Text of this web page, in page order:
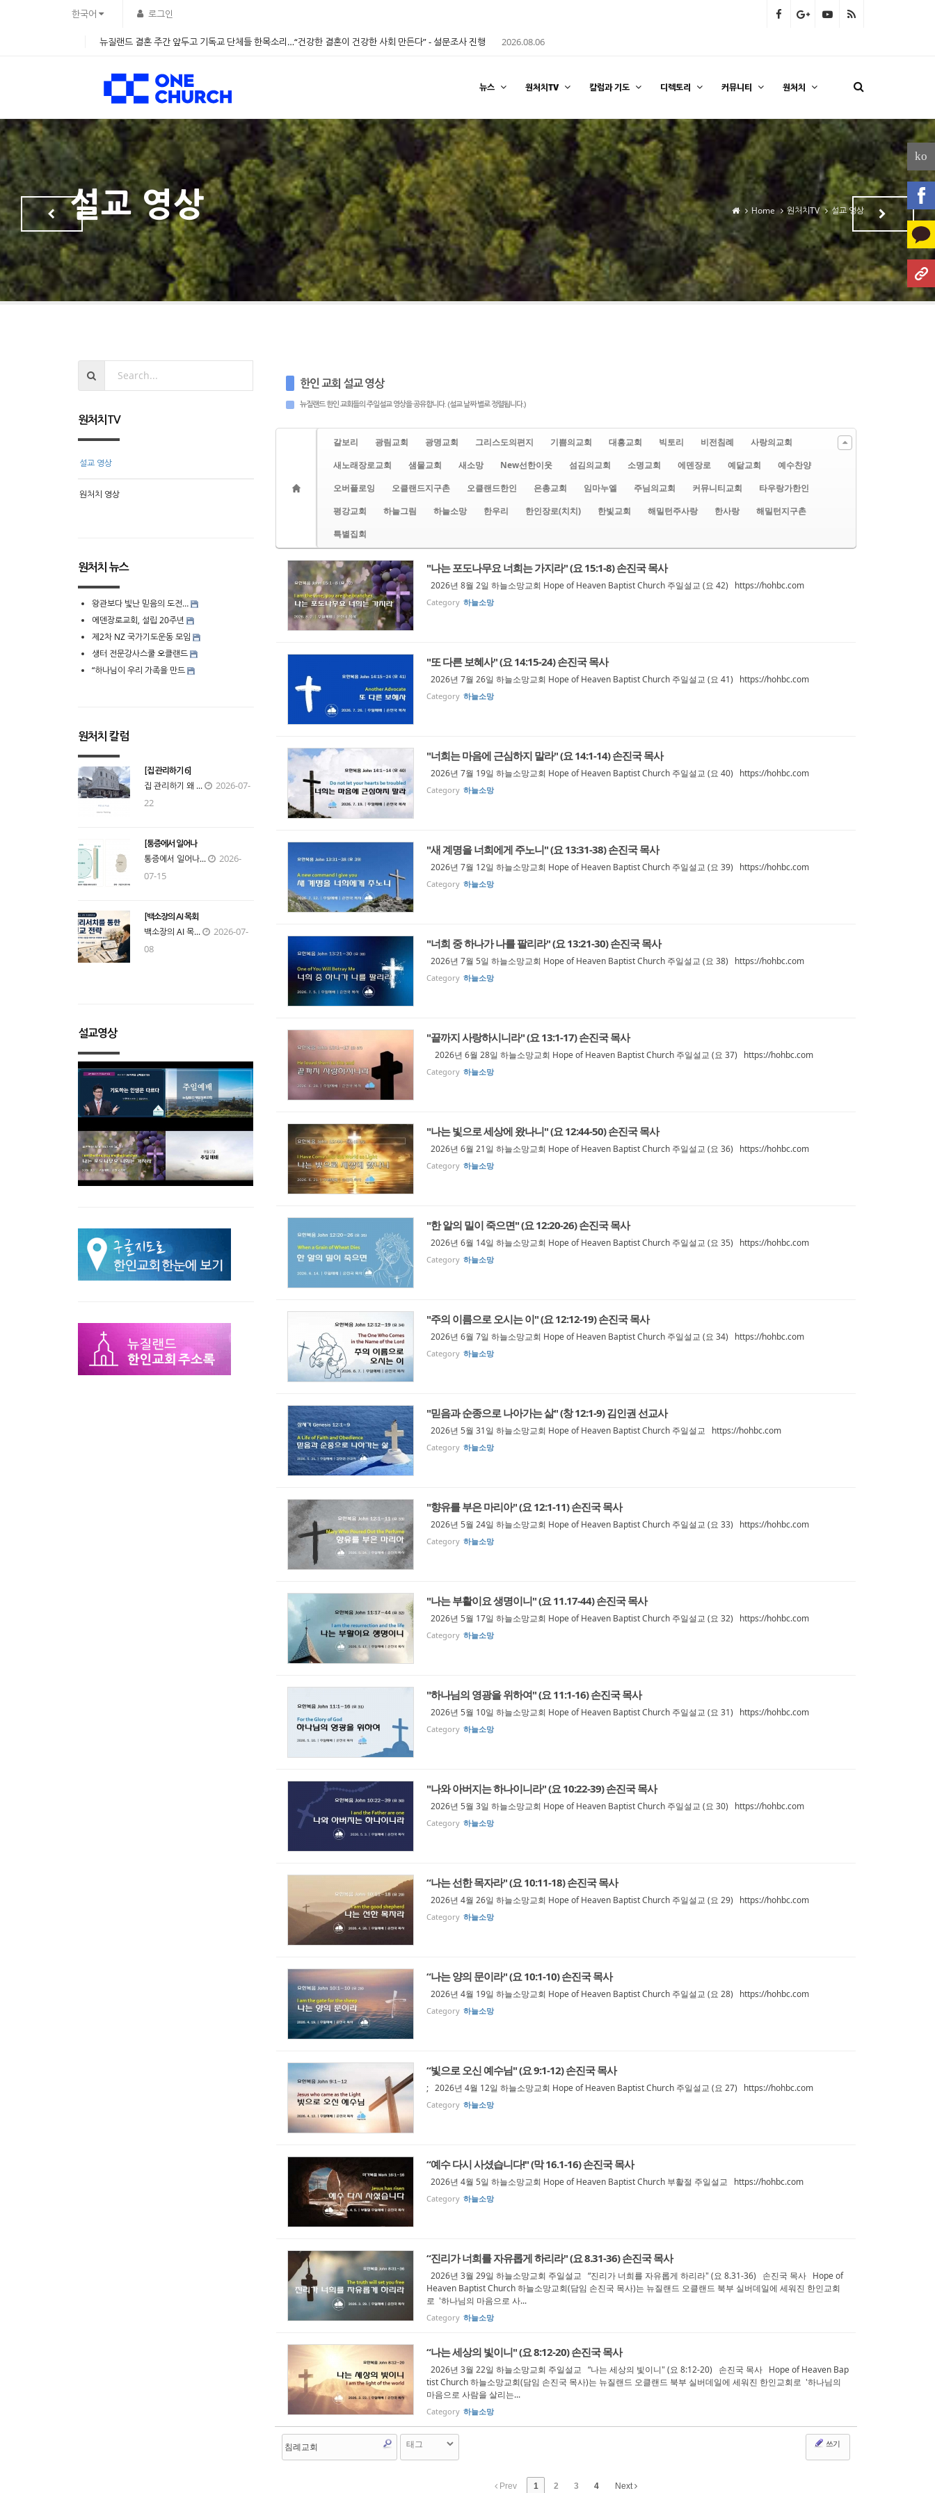
한국어 로그인
뉴질랜드 결혼 주간 앞두고 기독교 단체들 한목소리…“건강한 결혼이 건강한 사회 만든다” - 설문조사 진행 2026.08.06
뉴스 원처치TV 칼럼과 기도 디렉토리 커뮤니티 원처치
설교 영상 Home 원처치TV 설교 영상
한인 교회 설교 영상
뉴질랜드 한인 교회들의 주일설교 영상을 공유합니다. (설교 날짜 별로 정렬됩니다.)
갈보리 광림교회 광명교회 그리스도의편지 기쁨의교회 대흥교회 빅토리 비전침례
사랑의교회
새노래장로교회
샘물교회 새소망 New선한이웃 섬김의교회 소명교회 에덴장로 예닮교회
예수찬양
오버플로잉
오클랜드지구촌 오클랜드한인 은총교회 임마누엘 주님의교회 커뮤니티교회
타우랑가한인
평강교회
하늘그림 하늘소망 한우리 한인장로(치치) 한빛교회 해밀턴주사랑 한사랑
해밀턴지구촌
특별집회
"나는 포도나무요 너희는 가지라" (요 15:1-8) 손진국 목사
2026년 8월 2일 하늘소망교회 Hope of Heaven Baptist Church 주일설교 (요 42) https://hohbc.com
Category 하늘소망
"또 다른 보혜사" (요 14:15-24) 손진국 목사
2026년 7월 26일 하늘소망교회 Hope of Heaven Baptist Church 주일설교 (요 41) https://hohbc.com
Category 하늘소망
"너희는 마음에 근심하지 말라" (요 14:1-14) 손진국 목사
2026년 7월 19일 하늘소망교회 Hope of Heaven Baptist Church 주일설교 (요 40) https://hohbc.com
Category 하늘소망
"새 계명을 너희에게 주노니" (요 13:31-38) 손진국 목사
2026년 7월 12일 하늘소망교회 Hope of Heaven Baptist Church 주일설교 (요 39) https://hohbc.com
Category 하늘소망
"너희 중 하나가 나를 팔리라" (요 13:21-30) 손진국 목사
2026년 7월 5일 하늘소망교회 Hope of Heaven Baptist Church 주일설교 (요 38) https://hohbc.com
Category 하늘소망
"끝까지 사랑하시니라" (요 13:1-17) 손진국 목사
2026년 6월 28일 하늘소망교회 Hope of Heaven Baptist Church 주일설교 (요 37) https://hohbc.com
Category 하늘소망
"나는 빛으로 세상에 왔나니" (요 12:44-50) 손진국 목사
2026년 6월 21일 하늘소망교회 Hope of Heaven Baptist Church 주일설교 (요 36) https://hohbc.com
Category 하늘소망
"한 알의 밀이 죽으면" (요 12:20-26) 손진국 목사
2026년 6월 14일 하늘소망교회 Hope of Heaven Baptist Church 주일설교 (요 35) https://hohbc.com
Category 하늘소망
"주의 이름으로 오시는 이" (요 12:12-19) 손진국 목사
2026년 6월 7일 하늘소망교회 Hope of Heaven Baptist Church 주일설교 (요 34) https://hohbc.com
Category 하늘소망
"믿음과 순종으로 나아가는 삶" (창 12:1-9) 김인권 선교사
2026년 5월 31일 하늘소망교회 Hope of Heaven Baptist Church 주일설교 https://hohbc.com
Category 하늘소망
"향유를 부은 마리아" (요 12:1-11) 손진국 목사
2026년 5월 24일 하늘소망교회 Hope of Heaven Baptist Church 주일설교 (요 33) https://hohbc.com
Category 하늘소망
"나는 부활이요 생명이니" (요 11.17-44) 손진국 목사
2026년 5월 17일 하늘소망교회 Hope of Heaven Baptist Church 주일설교 (요 32) https://hohbc.com
Category 하늘소망
"하나님의 영광을 위하여" (요 11:1-16) 손진국 목사
2026년 5월 10일 하늘소망교회 Hope of Heaven Baptist Church 주일설교 (요 31) https://hohbc.com
Category 하늘소망
"나와 아버지는 하나이니라" (요 10:22-39) 손진국 목사
2026년 5월 3일 하늘소망교회 Hope of Heaven Baptist Church 주일설교 (요 30) https://hohbc.com
Category 하늘소망
“나는 선한 목자라" (요 10:11-18) 손진국 목사
2026년 4월 26일 하늘소망교회 Hope of Heaven Baptist Church 주일설교 (요 29) https://hohbc.com
Category 하늘소망
“나는 양의 문이라" (요 10:1-10) 손진국 목사
2026년 4월 19일 하늘소망교회 Hope of Heaven Baptist Church 주일설교 (요 28) https://hohbc.com
Category 하늘소망
“빛으로 오신 예수님" (요 9:1-12) 손진국 목사
; 2026년 4월 12일 하늘소망교회 Hope of Heaven Baptist Church 주일설교 (요 27) https://hohbc.com
Category 하늘소망
“예수 다시 사셨습니다!" (막 16.1-16) 손진국 목사
2026년 4월 5일 하늘소망교회 Hope of Heaven Baptist Church 부활절 주일설교 https://hohbc.com
Category 하늘소망
“진리가 너희를 자유롭게 하리라" (요 8.31-36) 손진국 목사
2026년 3월 29일 하늘소망교회 주일설교 “진리가 너희를 자유롭게 하리라" (요 8.31-36) 손진국 목사 Hope of
Heaven Baptist Church 하늘소망교회(담임 손진국 목사)는 뉴질랜드 오클랜드 북부 실버데일에 세워진 한인교회
로 '하나님의 마음으로 사...
Category 하늘소망
“나는 세상의 빛이니" (요 8:12-20) 손진국 목사
2026년 3월 22일 하늘소망교회 주일설교 “나는 세상의 빛이니" (요 8:12-20) 손진국 목사 Hope of Heaven Bap
tist Church 하늘소망교회(담임 손진국 목사)는 뉴질랜드 오클랜드 북부 실버데일에 세워진 한인교회로 '하나님의
마음으로 사람을 살리는...
Category 하늘소망
쓰기
Prev 1 2 3 4 Next
원처치TV
설교 영상
원처치 영상
원처치 뉴스
왕관보다 빛난 믿음의 도전…
에덴장로교회, 설립 20주년
제2차 NZ 국가기도운동 모임
생터 전문강사스쿨 오클랜드
“하나님이 우리 가족을 만드
원처치 칼럼
[집 관리하기 6]
집 관리하기 왜 ...
2026-07-
22
[통증에서 일어나
통증에서 일어나...
2026-
07-15
[백소장의 AI 목회
백소장의 AI 목...
2026-07-
08
설교영상
ko
Sketchbook5, 스케치북5